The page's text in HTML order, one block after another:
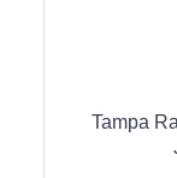
Tampa